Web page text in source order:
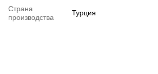
Страна
производства
Турция